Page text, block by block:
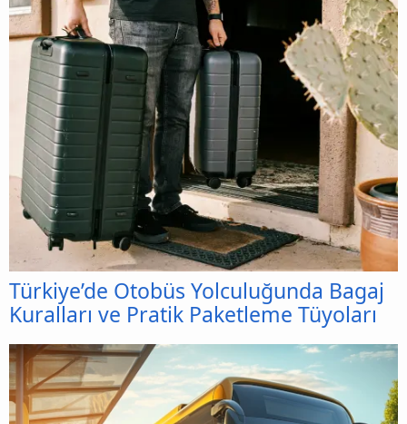
Türkiye’de Otobüs Yolculuğunda Bagaj
Kuralları ve Pratik Paketleme Tüyoları